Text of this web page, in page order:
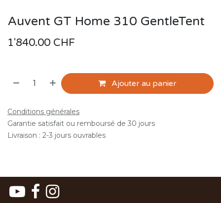
Auvent GT Home 310 GentleTent
1'840.00 CHF
Ajouter au panier
Conditions générales
Garantie satisfait ou remboursé de 30 jours
Livraison : 2-3 jours ouvrables